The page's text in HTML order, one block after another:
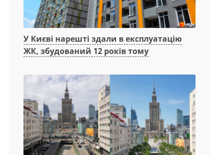
У Києві нарешті здали в експлуатацію
ЖК, збудований 12 років тому